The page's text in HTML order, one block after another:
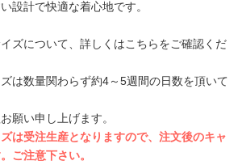
設計で快適な着心地です。
ズについて、詳しくはこちらをご確認くだ
は数量関わらず約4～5週間の日数を頂いて
願い申し上げます。
は受注生産となりますので、注文後のキャ
ご注意下さい。